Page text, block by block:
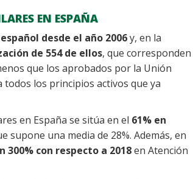
EN ESPAÑA
desde el año 2006y, en la
de 554de ellos, que corresponden
que los aprobados por la Unión
los principios activos que ya
en España se sitúa en el 61% en
supone una media de 28%. Además, en
300% con respecto a 2018en Atención